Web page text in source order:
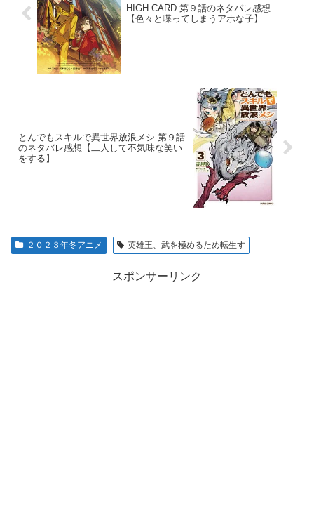
HIGH CARD 第９話のネタバレ感想
【色々と喋ってしまうアホな子】
とんでもスキルで異世界放浪メシ 第９話
のネタバレ感想【二人して不気味な笑い
をする】
２０２３年冬アニメ 英雄王、武を極めるため転生す
スポンサーリンク